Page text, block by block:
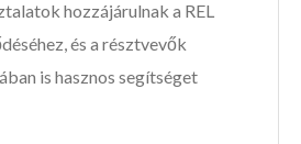
hozzájárulnak a REL
és a résztvevők
is hasznos segítséget